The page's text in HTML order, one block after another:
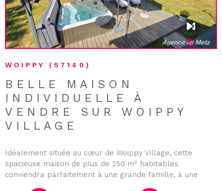
WOIPPY (57140)
BELLE MAISON
INDIVIDUELLE À
VENDRE SUR WOIPPY
VILLAGE
Idéalement située au cœur de Woippy Village, cette
spacieuse maison de plus de 250 m² habitables
conviendra parfaitement à une grande famille, à une